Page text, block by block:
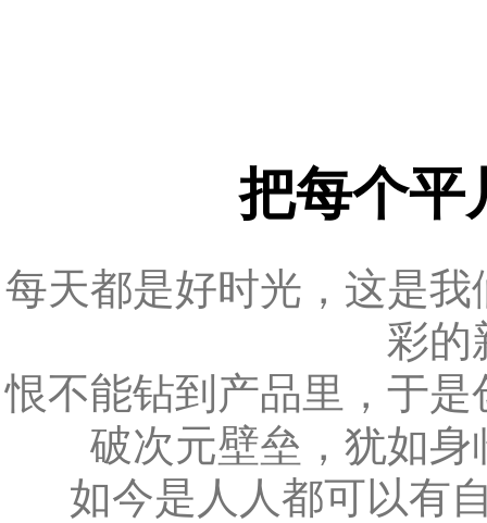
把每个平
每天都是好时光，这是
彩的
恨不能钻到产品里，于
破次元壁垒，犹如
如今是人人都可以有